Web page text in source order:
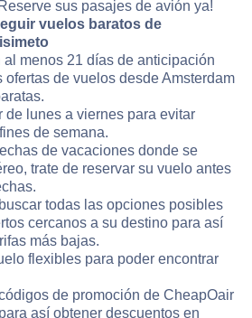
sus pasajes de avión ya!
vuelos baratos de
menos 21 días de anticipación
ofertas de vuelos desde Amsterdam
de lunes a viernes para evitar
de semana.
de vacaciones donde se
trate de reservar su vuelo antes
todas las opciones posibles
cercanos a su destino para así
más bajas.
flexibles para poder encontrar
de promoción de CheapOair
así obtener descuentos en